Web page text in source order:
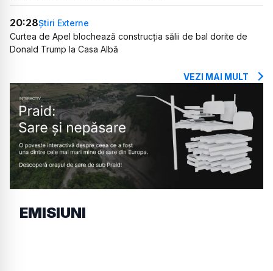
20:28Știri Externe
Curtea de Apel blochează construcția sălii de bal dorite de
Donald Trump la Casa Albă
VEZI MAI MULT
EMISIUNI